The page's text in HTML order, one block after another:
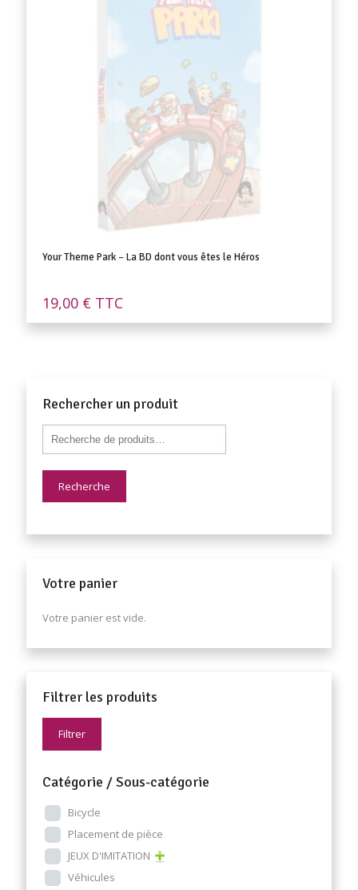
Your Theme Park – La BD dont vous êtes le Héros
19,00 € TTC
Rechercher un produit
Recherche
Votre panier
Votre panier est vide.
Filtrer les produits
Filtrer
Catégorie / Sous-catégorie
Bicycle
Placement de pièce
JEUX D'IMITATION
Véhicules